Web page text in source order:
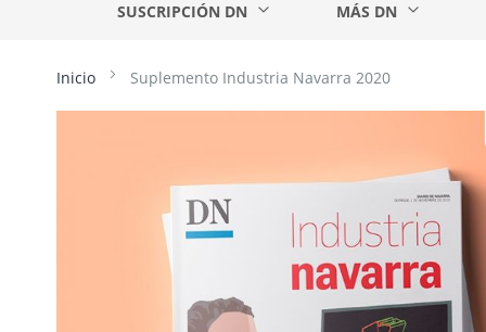
SUSCRIPCIÓN DN MÁS DN
Inicio Suplemento Industria Navarra 2020